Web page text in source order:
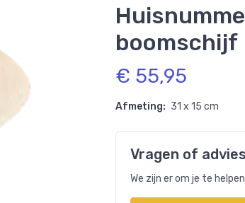
boomschijf
€ 55,95
Afmeting: 31 x 15 cm
Vragen of
We zijn er om je te